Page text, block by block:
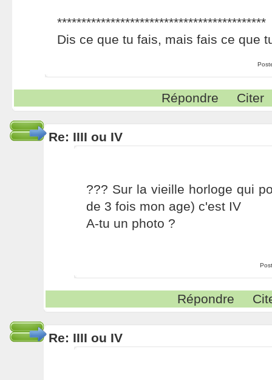
*******************************************
Dis ce que tu fais, mais fais ce que
Répondre Citer
Re: IIII ou IV
??? Sur la vieille horloge qui
de 3 fois mon age) c'est IV
A-tu un photo ?
Répondre
Re: IIII ou IV